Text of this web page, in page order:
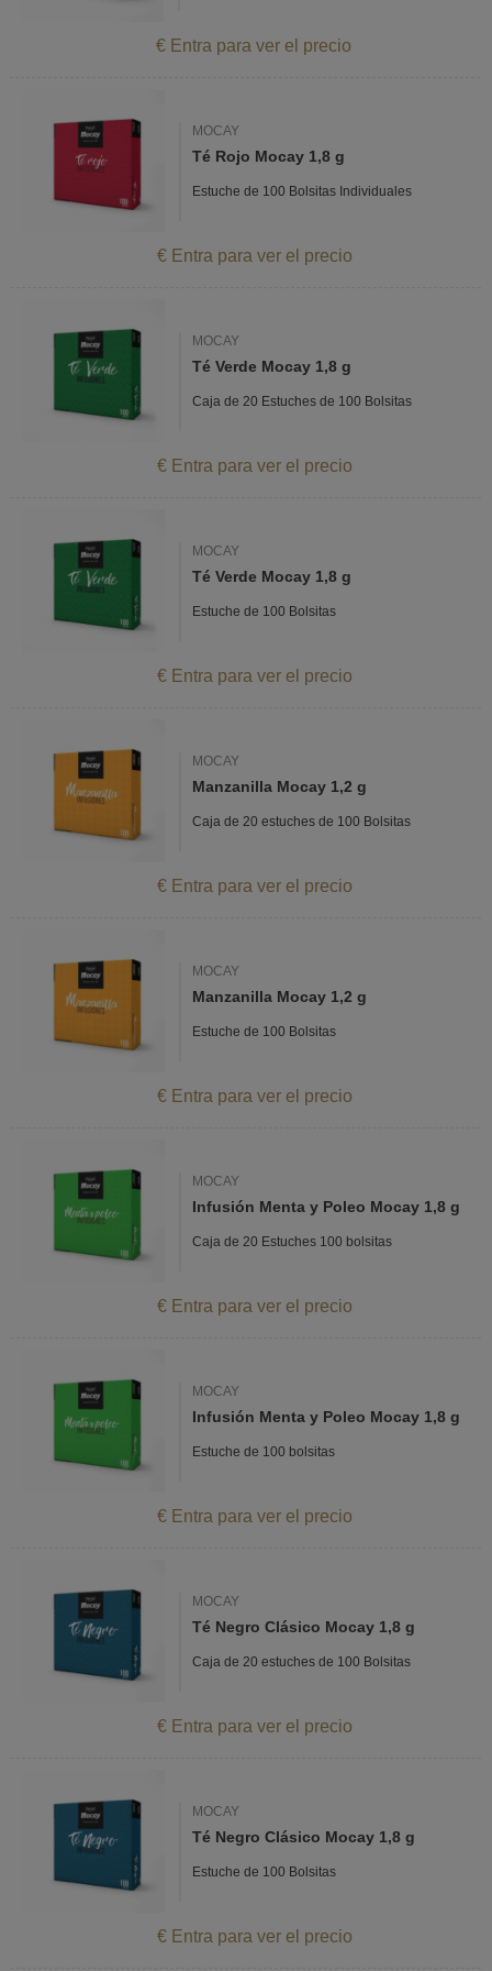
€ Entra para ver el precio
MOCAY
Té Rojo Mocay 1,8 g
Estuche de 100 Bolsitas Individuales
€ Entra para ver el precio
MOCAY
Té Verde Mocay 1,8 g
Caja de 20 Estuches de 100 Bolsitas
€ Entra para ver el precio
MOCAY
Té Verde Mocay 1,8 g
Estuche de 100 Bolsitas
€ Entra para ver el precio
MOCAY
Manzanilla Mocay 1,2 g
Caja de 20 estuches de 100 Bolsitas
€ Entra para ver el precio
MOCAY
Manzanilla Mocay 1,2 g
Estuche de 100 Bolsitas
€ Entra para ver el precio
MOCAY
Infusión Menta y Poleo Mocay 1,8 g
Caja de 20 Estuches 100 bolsitas
€ Entra para ver el precio
MOCAY
Infusión Menta y Poleo Mocay 1,8 g
Estuche de 100 bolsitas
€ Entra para ver el precio
MOCAY
Té Negro Clásico Mocay 1,8 g
Caja de 20 estuches de 100 Bolsitas
€ Entra para ver el precio
MOCAY
Té Negro Clásico Mocay 1,8 g
Estuche de 100 Bolsitas
€ Entra para ver el precio